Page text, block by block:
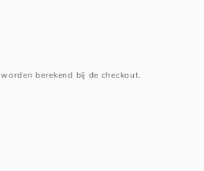
worden berekend bij de checkout.